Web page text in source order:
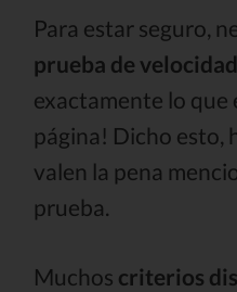
Para estar seguro,
prueba de
exactamente lo que
página! Dicho esto,
valen la pena
prueba.
Muchos criterios